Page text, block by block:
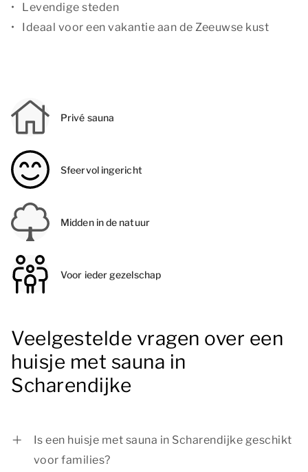
Levendige steden
Ideaal voor een vakantie aan de Zeeuwse kust
Privé sauna
Sfeervol ingericht
Midden in de natuur
Voor ieder gezelschap
Veelgestelde vragen over een
huisje met sauna in
Scharendijke
Is een huisje met sauna in Scharendijke geschikt
voor families?